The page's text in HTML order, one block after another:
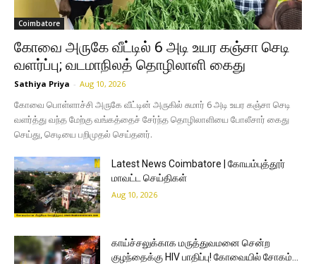
Coimbatore
கோவை அருகே வீட்டில் 6 அடி உயர கஞ்சா செடி
வளர்ப்பு; வடமாநிலத் தொழிலாளி கைது
Sathiya Priya - Aug 10, 2026
கோவை பொள்ளாச்சி அருகே வீட்டின் அருகில் சுமார் 6 அடி உயர கஞ்சா செடி
வளர்த்து வந்த மேற்கு வங்கத்தைச் சேர்ந்த தொழிலாளியை போலீசார் கைது
செய்து, செடியை பறிமுதல் செய்தனர்.
Latest News Coimbatore | கோயம்புத்தூர்
மாவட்ட செய்திகள்
Aug 10, 2026
காய்ச்சலுக்காக மருத்துவமனை சென்ற
குழந்தைக்கு HIV பாதிப்பு! கோவையில் சோகம்…